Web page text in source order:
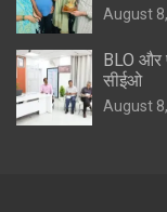
August
BLO और
सीईओ
August